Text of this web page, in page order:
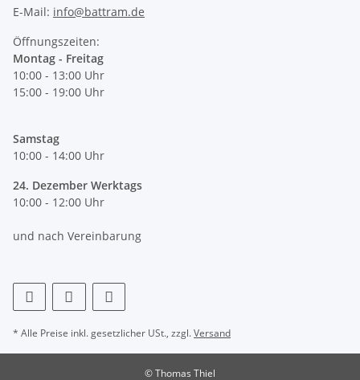
E-Mail: info@battram.de
Öffnungszeiten:
Montag - Freitag
10:00 - 13:00 Uhr
15:00 - 19:00 Uhr
Samstag
10:00 - 14:00 Uhr
24. Dezember Werktags
10:00 - 12:00 Uhr
und nach Vereinbarung
* Alle Preise inkl. gesetzlicher USt., zzgl.Versand
© Thomas Thiel